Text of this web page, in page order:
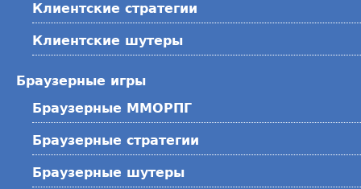
Клиентские стратегии
Клиентские шутеры
Браузерные игры
Браузерные ММОРПГ
Браузерные стратегии
Браузерные шутеры